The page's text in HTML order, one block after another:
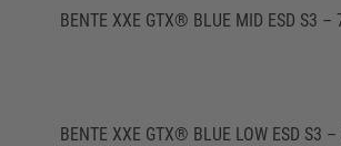
BENTE XXE GTX® BLUE MID ESD S3 –
BENTE XXE GTX® BLUE LOW ESD S3